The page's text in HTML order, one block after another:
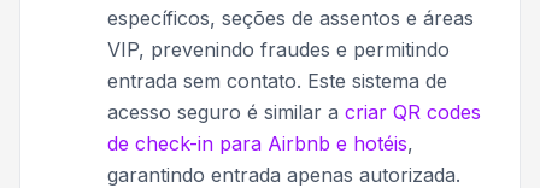
específicos, seções de assentos e áreas
VIP, prevenindo fraudes e permitindo
entrada sem contato. Este sistema de
acesso seguro é similar a criar QR codes
de check-in para Airbnb e hotéis,
garantindo entrada apenas autorizada.